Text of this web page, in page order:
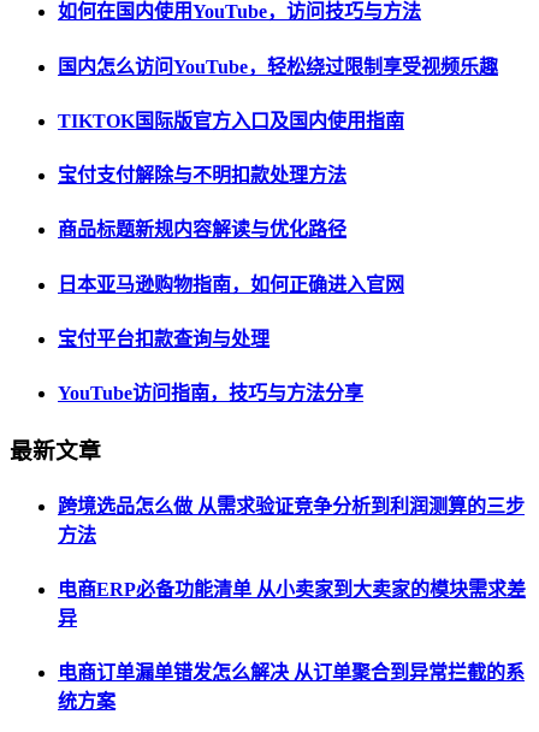
如何在国内使用YouTube，访问技巧与方法
国内怎么访问YouTube，轻松绕过限制享受视频乐趣
TIKTOK国际版官方入口及国内使用指南
宝付支付解除与不明扣款处理方法
商品标题新规内容解读与优化路径
日本亚马逊购物指南，如何正确进入官网
宝付平台扣款查询与处理
YouTube访问指南，技巧与方法分享
最新文章
跨境选品怎么做 从需求验证竞争分析到利润测算的三步
方法
电商ERP必备功能清单 从小卖家到大卖家的模块需求差
异
电商订单漏单错发怎么解决 从订单聚合到异常拦截的系
统方案